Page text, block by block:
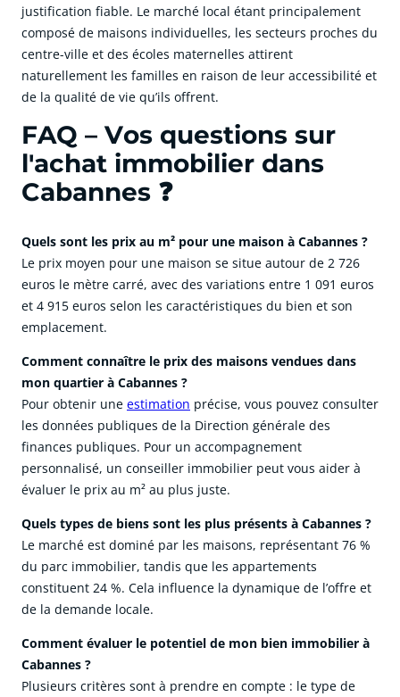
justification fiable. Le marché local étant principalement
composé de maisons individuelles, les secteurs proches du
centre-ville et des écoles maternelles attirent
naturellement les familles en raison de leur accessibilité et
de la qualité de vie qu’ils offrent.
FAQ – Vos questions sur
l'achat immobilier dans
Cabannes ❓
Quels sont les prix au m² pour une maison à Cabannes ?
Le prix moyen pour une maison se situe autour de 2 726
euros le mètre carré, avec des variations entre 1 091 euros
et 4 915 euros selon les caractéristiques du bien et son
emplacement.
Comment connaître le prix des maisons vendues dans
mon quartier à Cabannes ?
Pour obtenir une estimation précise, vous pouvez consulter
les données publiques de la Direction générale des
finances publiques. Pour un accompagnement
personnalisé, un conseiller immobilier peut vous aider à
évaluer le prix au m² au plus juste.
Quels types de biens sont les plus présents à Cabannes ?
Le marché est dominé par les maisons, représentant 76 %
du parc immobilier, tandis que les appartements
constituent 24 %. Cela influence la dynamique de l’offre et
de la demande locale.
Comment évaluer le potentiel de mon bien immobilier à
Cabannes ?
Plusieurs critères sont à prendre en compte : le type de